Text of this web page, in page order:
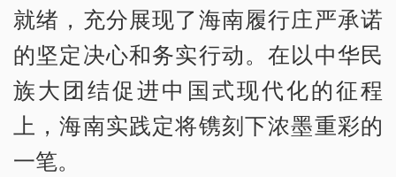
就绪，充分展现了海南履行庄严承诺
的坚定决心和务实行动。在以中华民
族大团结促进中国式现代化的征程
上，海南实践定将镌刻下浓墨重彩的
一笔。